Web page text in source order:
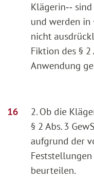
Klägerin‑‑
und werden in
nicht
Fiktion des § 2
Anwendung
2. Ob die
§ 2 Abs. 3
aufgrund der
beurteilen.